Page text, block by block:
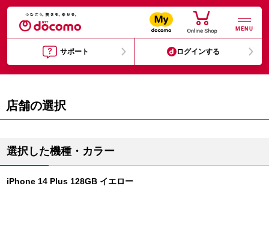
MENU
サポート ログインする
店舗の選択
選択した機種・カラー
iPhone 14 Plus 128GB イエロー